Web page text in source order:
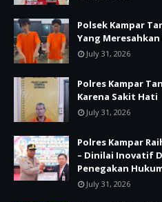
Polsek Kampar
Yang
July 31, 2026
Polres Kampar
Karena Sakit Hati
July 31, 2026
Polres Kampar
– Dinilai Inovatif
Penegakan
July 31, 2026